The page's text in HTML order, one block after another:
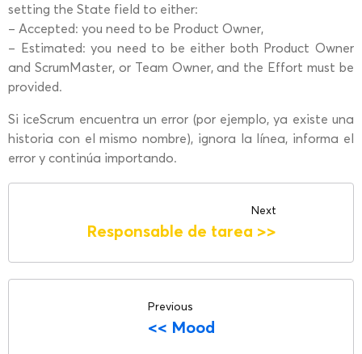
setting the State field to either:
– Accepted: you need to be Product Owner,
– Estimated: you need to be either both Product Owner
and ScrumMaster, or Team Owner, and the Effort must be
provided.
Si iceScrum encuentra un error (por ejemplo, ya existe una
historia con el mismo nombre), ignora la línea, informa el
error y continúa importando.
Previous
<< Mood
Next
Responsable de tarea >>